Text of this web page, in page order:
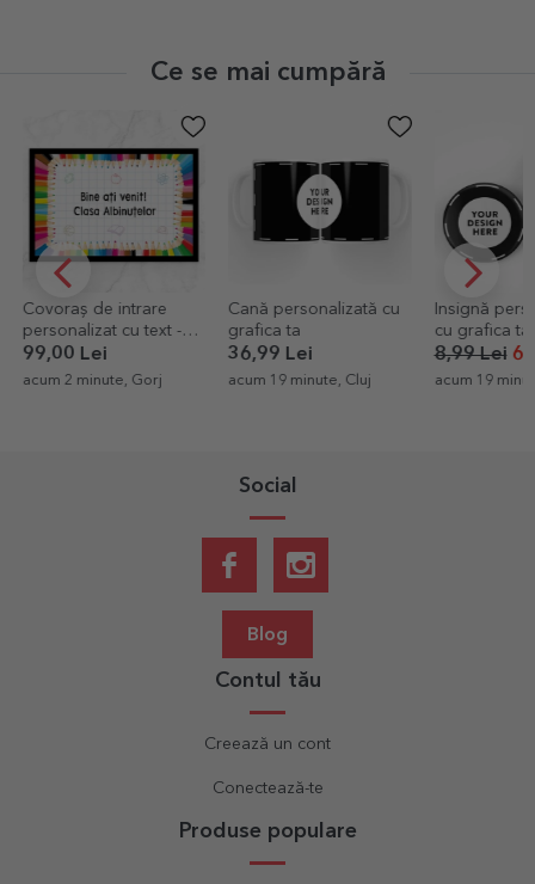
Ce se mai cumpără
Cană personalizată cu
grafica ta
36,99 Lei
acum 19 minute, Cluj
Insignă personalizată
cu grafica ta
8,99 Lei
acum 19 minute, Bulgaria
Breloc
nume și
36,00 Lei
acum 21
Social
Blog
Contul tău
Creează un cont
Conectează-te
Produse populare